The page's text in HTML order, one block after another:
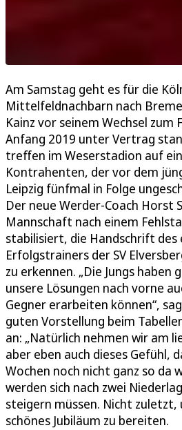
Am Samstag geht es für die
Mittelfeldnachbarn nach
Kainz vor seinem Wechsel zum
Anfang 2019 unter Vertrag
treffen im Weserstadion auf
Kontrahenten, der vor dem
Leipzig fünfmal in Folge
Der neue Werder-Coach Horst
Mannschaft nach einem
stabilisiert, die Handschrift des
Erfolgstrainers der SV
zu erkennen. „Die Jungs haben
unsere Lösungen nach vorne
Gegner erarbeiten können“,
guten Vorstellung beim
an: „Natürlich nehmen wir am
aber eben auch dieses Gefühl,
Wochen noch nicht ganz so da
werden sich nach zwei
steigern müssen. Nicht zuletzt,
schönes Jubiläum zu bereiten.